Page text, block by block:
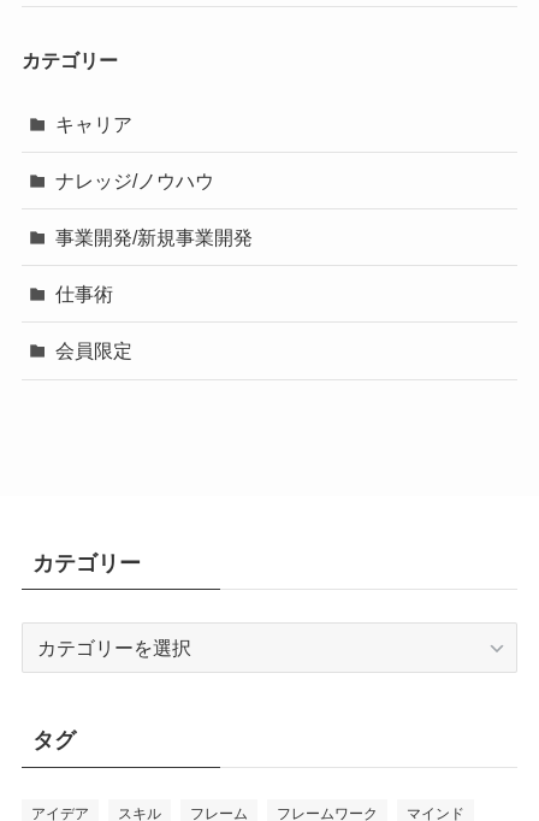
カテゴリー
キャリア
ナレッジ/ノウハウ
事業開発/新規事業開発
仕事術
会員限定
カテゴリー
ー
タグ
アイデア スキル フレーム フレームワーク マインド